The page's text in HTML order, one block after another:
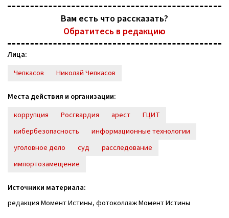
Вам есть что рассказать?
Обратитесь в редакцию
Лица:
Чепкасов
Николай Чепкасов
Места действия и организации:
коррупция
Росгвардия арест
ГЦИТ
кибербезопасность
информационные технологии
уголовное дело
суд
расследование
импортозамещение
Источники материала:
редакция Момент Истины, фотоколлаж Момент Истины